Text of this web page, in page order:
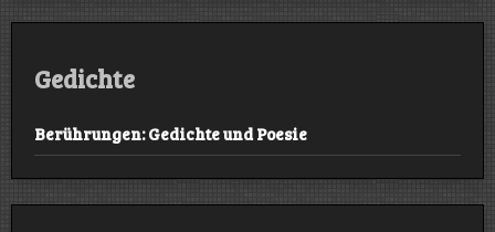
Gedichte
Berührungen: Gedichte und Poesie